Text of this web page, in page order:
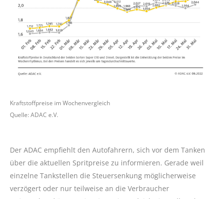
Kraftstoffpreise im Wochenvergleich
Quelle: ADAC e.V.
Der ADAC empfiehlt den Autofahrern, sich vor dem Tanken
über die aktuellen Spritpreise zu informieren. Gerade weil
einzelne Tankstellen die Steuersenkung möglicherweise
verzögert oder nur teilweise an die Verbraucher